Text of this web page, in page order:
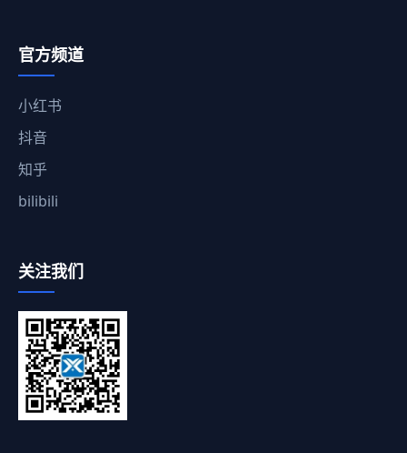
官方频道
小红书
抖音
知乎
bilibili
关注我们